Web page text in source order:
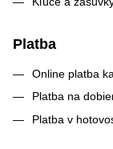
Platba
Online platba
Platba na
Platba v